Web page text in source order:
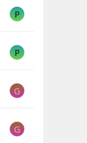
P
P
G
G